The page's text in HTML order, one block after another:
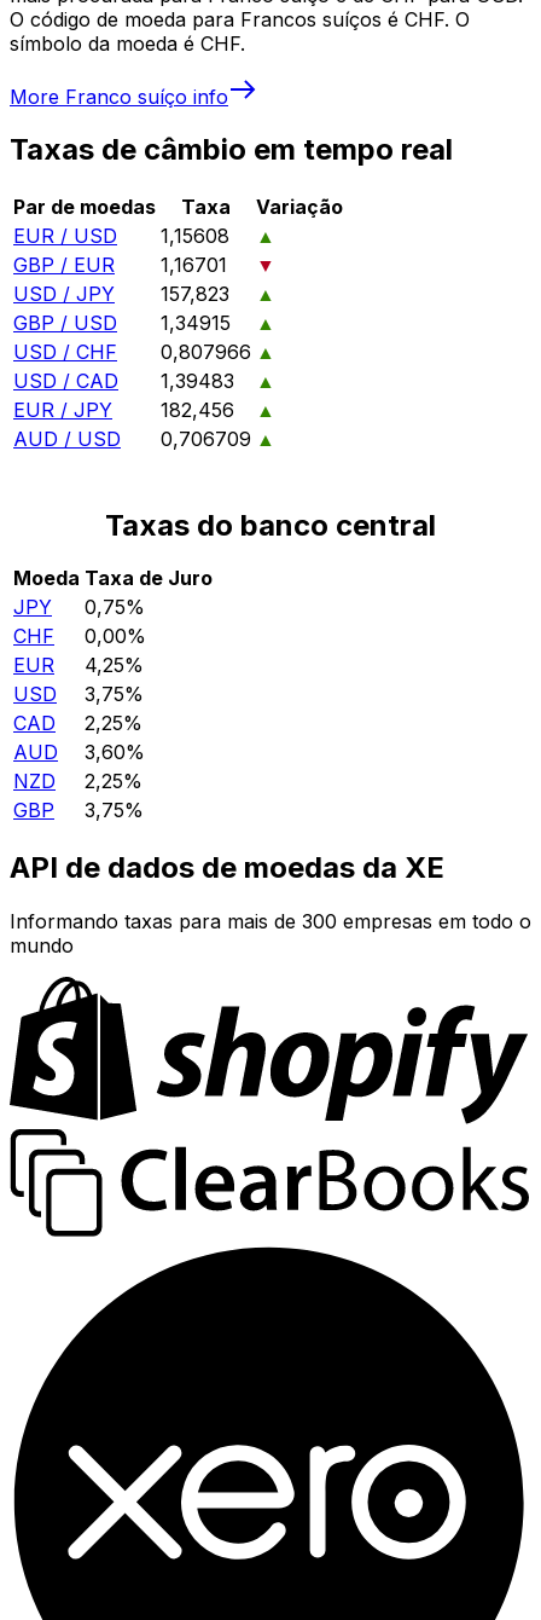
O código de moeda para Francos suíços é CHF. O
símbolo da moeda é CHF.
More Franco suíço info
Taxas de câmbio em tempo real
Par de moedas Taxa
Variação
EUR / USD
1,15608
▲
GBP / EUR
1,16701
▼
USD / JPY
157,823
▲
GBP / USD
1,34915
▲
USD / CHF
0,807966 ▲
USD / CAD
1,39483
▲
EUR / JPY
182,456
▲
AUD / USD
0,706709 ▲
Taxas do banco central
Moeda Taxa de Juro
JPY
0,75%
CHF
0,00%
EUR
4,25%
USD
3,75%
CAD
2,25%
AUD
3,60%
NZD
2,25%
GBP
3,75%
API de dados de moedas da XE
Informando taxas para mais de 300 empresas em todo o
mundo